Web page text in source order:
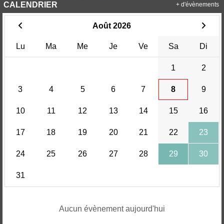
CALENDRIER
Août 2026
Lu Ma Me Je Ve Sa Di
1 2
3 4 5 6 7 8 9
10 11 12 13 14 15 16
17 18 19 20 21 22 23
24 25 26 27 28 29 30
31
Aucun évènement aujourd'hui
+ d'évènements